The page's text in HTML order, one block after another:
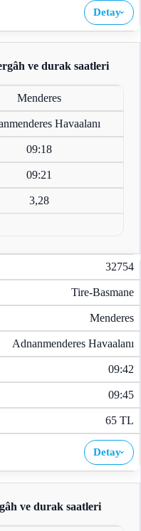
Detay›
ve durak saatleri
Menderes
Havaalanı
09:18
09:21
3,28
32754
Tire-Basmane
Menderes
Adnanmenderes Havaalanı
09:42
09:45
65 TL
Detay›
ve durak saatleri